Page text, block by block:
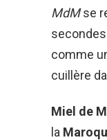
MdMse
comme
cuillère
Miel de
la